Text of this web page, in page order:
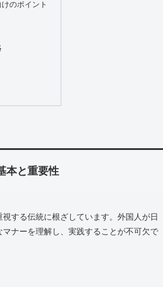
のポイント
本と重要性
する伝統に根ざしています。外国人が日
ナーを理解し、実践することが不可欠で